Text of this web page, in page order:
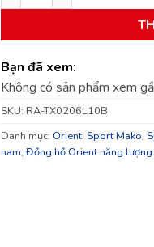
Bạn đã xem:
Không có sản phẩm xem
SKU: RA-TX0206L10B
Danh mục: Orient, Sport Mako,
nam, Đồng hồ Orient năng